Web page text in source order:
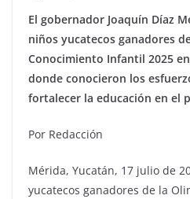
El gobernador Joaquín Díaz
niños yucatecos ganadores
Conocimiento Infantil 2025
donde conocieron los
fortalecer la educación en el
Por Redacción
Mérida, Yucatán, 17 julio de
yucatecos ganadores de la